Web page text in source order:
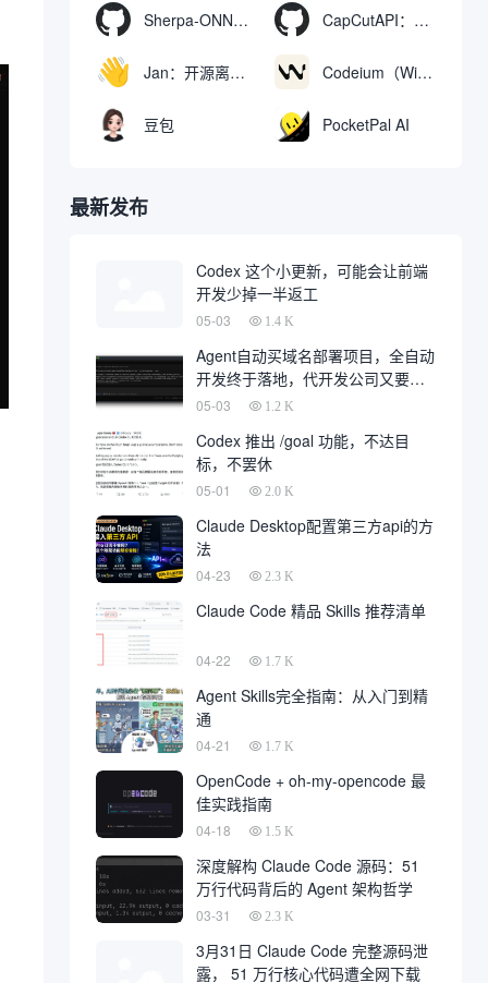
Sherpa-ONNX：使用ONNXRuntime实现离线语音识别和合成 CapCutAPI：自动化控制CapCut视频剪辑的开源工具
Jan：开源离线AI助手，ChatGPT 替代品，运行本地AI模型或连接云端AI Codeium（Windsurf Editor）：免费的AI代码补全与聊天工具，Windsurf以对话方式编写完整项目代码
豆包 PocketPal AI
最新发布
Codex 这个小更新，可能会让前端
开发少掉一半返工
05-03 1.4 K
Agent自动买域名部署项目，全自动
开发终于落地，代开发公司又要倒
一大片
05-03 1.2 K
Codex 推出 /goal 功能，不达目
标，不罢休
05-01 2.0 K
Claude Desktop配置第三方api的方
法
04-23 2.3 K
Claude Code 精品 Skills 推荐清单
04-22 1.7 K
Agent Skills完全指南：从入门到精
通
04-21 1.7 K
OpenCode + oh-my-opencode 最
佳实践指南
04-18 1.5 K
深度解构 Claude Code 源码：51
万行代码背后的 Agent 架构哲学
03-31 2.3 K
3月31日 Claude Code 完整源码泄
露， 51 万行核心代码遭全网下载